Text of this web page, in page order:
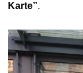
Karte”.